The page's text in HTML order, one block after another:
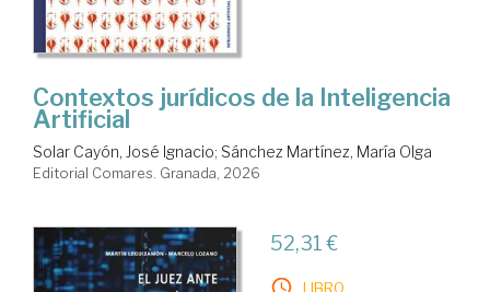
Contextos jurídicos de la Inteligencia
Artificial
Solar Cayón, José Ignacio; Sánchez Martínez, María Olga
Editorial Comares. Granada, 2026
52,31 €
LIBRO